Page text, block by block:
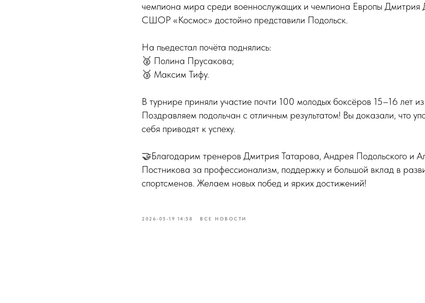
чемпиона мира среди военнослужащих и чемпиона Европы Дмитрия
СШОР «Космос» достойно представили Подольск.
На пьедестал почёта поднялись:
🥈 Полина Прусакова;
🥉 Максим Тифу.
В турнире приняли участие почти 100 молодых боксёров 15–16 лет
Поздравляем подольчан с отличным результатом! Вы доказали, что
себя приводят к успеху.
🤝Благодарим тренеров Дмитрия Татарова, Андрея Подольского и
Постникова за профессионализм, поддержку и большой вклад в
спортсменов. Желаем новых побед и ярких достижений!
2026-05-19 14:58 ВСЕ НОВОСТИ